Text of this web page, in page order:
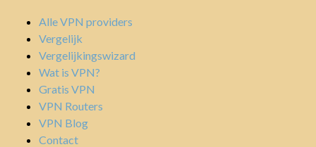
Alle VPN providers
Vergelijk
Vergelijkingswizard
Wat is VPN?
Gratis VPN
VPN Routers
VPN Blog
Contact